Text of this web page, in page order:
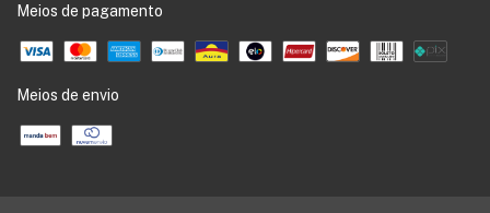
Meios de pagamento
Meios de envio